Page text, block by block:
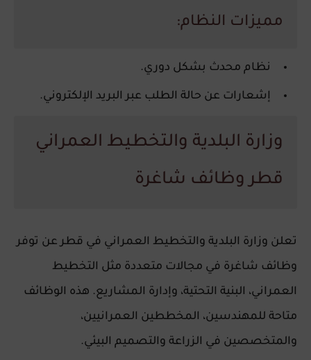
مميزات النظام:
نظام محدث بشكل دوري.
إشعارات عن حالة الطلب عبر البريد الإلكتروني.
وزارة البلدية والتخطيط العمراني
قطر وظائف شاغرة
تعلن وزارة البلدية والتخطيط العمراني في قطر عن توفر
وظائف شاغرة في مجالات متعددة مثل التخطيط
العمراني، البنية التحتية، وإدارة المشاريع. هذه الوظائف
متاحة للمهندسين، المخططين العمرانيين،
والمتخصصين في الزراعة والتصميم البيئي.